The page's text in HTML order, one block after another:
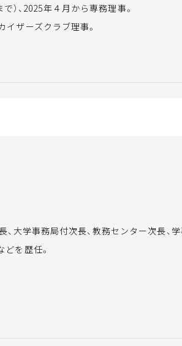
）、2025年４月から専務理事。
ザーズクラブ理事。
大学事務局付次長、教務センター次長、
どを歴任。